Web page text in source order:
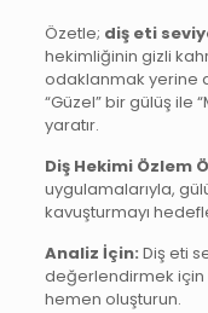
Özetle; diş eti
hekimliğinin gizli
odaklanmak yerine
“Güzel” bir gülüş ile
yaratır.
Diş Hekimi Özlem
uygulamalarıyla,
kavuşturmayı
Analiz İçin: Diş eti
değerlendirmek
hemen oluşturun.